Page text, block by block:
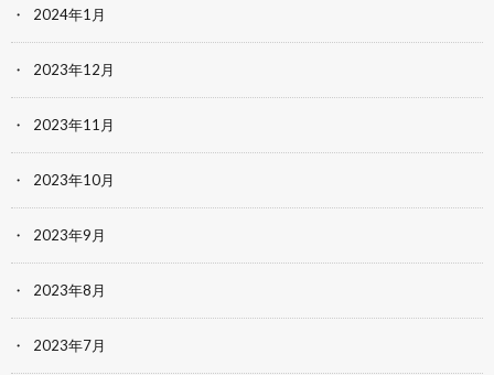
2024年1月
2023年12月
2023年11月
2023年10月
2023年9月
2023年8月
2023年7月